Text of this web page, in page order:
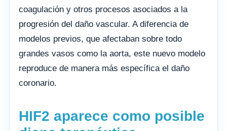
coagulación y otros procesos asociados a la
progresión del daño vascular. A diferencia de
modelos previos, que afectaban sobre todo
grandes vasos como la aorta, este nuevo modelo
reproduce de manera más específica el daño
coronario.
HIF2 aparece como posible